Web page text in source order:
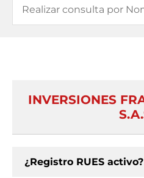
INVERSIONES
¿Registro RUES activo?